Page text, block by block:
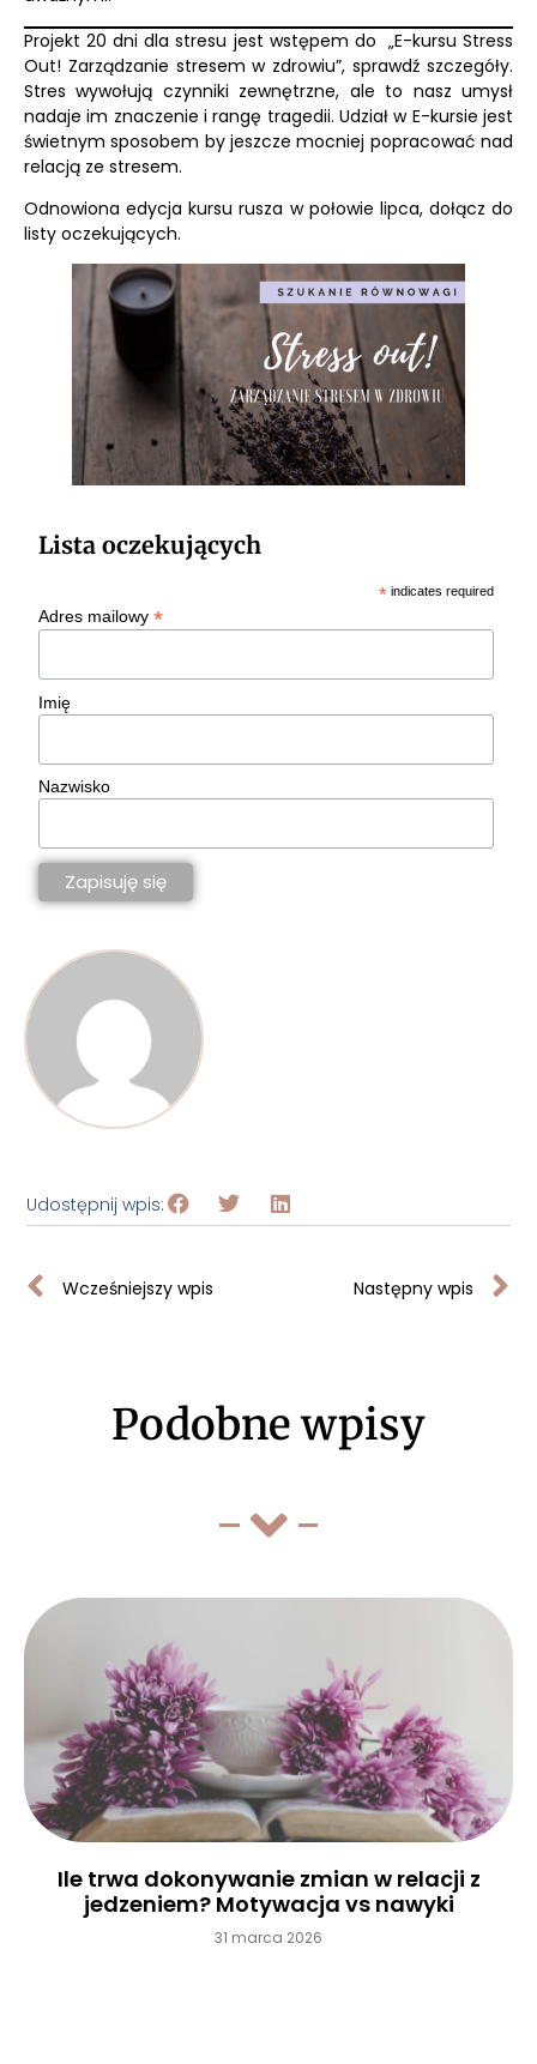
Projekt 20 dni dla stresu jest wstępem do „E-kursu Stress
Out! Zarządzanie stresem w zdrowiu”, sprawdź szczegóły.
Stres wywołują czynniki zewnętrzne, ale to nasz umysł
nadaje im znaczenie i rangę tragedii. Udział w E-kursie jest
świetnym sposobem by jeszcze mocniej popracować nad
relacją ze stresem.
Odnowiona edycja kursu rusza w połowie lipca, dołącz do
listy oczekujących.
Lista oczekujących
* indicates required
Adres mailowy*
Imię
Nazwisko
Udostępnij wpis:
Wcześniejszy wpis Następny wpis
Podobne wpisy
Ile trwa dokonywanie zmian w relacji z
jedzeniem? Motywacja vs nawyki
31 marca 2026